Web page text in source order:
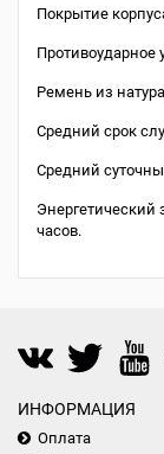
Покрытие
Противоударное
Ремень из
Средний срок
Средний
Энергетический
часов.
ИНФОРМАЦИЯ
Оплата